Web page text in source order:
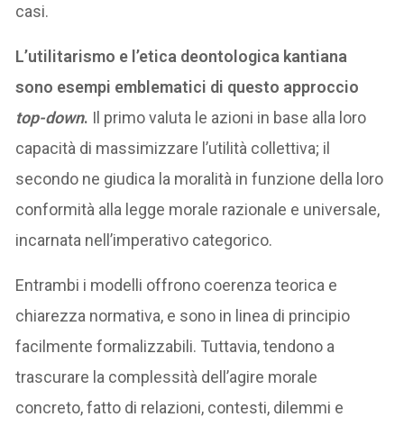
casi.
L’utilitarismo e l’etica deontologica kantiana
sono esempi emblematici di questo approccio
top-down. Il primo valuta le azioni in base alla loro
capacità di massimizzare l’utilità collettiva; il
secondo ne giudica la moralità in funzione della loro
conformità alla legge morale razionale e universale,
incarnata nell’imperativo categorico.
Entrambi i modelli offrono coerenza teorica e
chiarezza normativa, e sono in linea di principio
facilmente formalizzabili. Tuttavia, tendono a
trascurare la complessità dell’agire morale
concreto, fatto di relazioni, contesti, dilemmi e